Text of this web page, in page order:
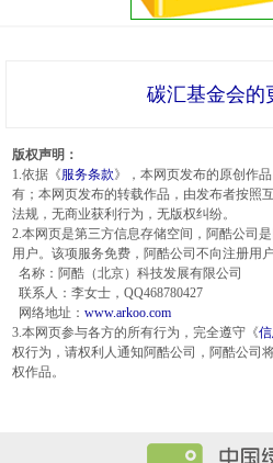
碳汇基金会的
版权声明：
1.依据《服务条款》，本网页发布的原创作
有；本网页发布的转载作品，由发布者按照
法规，无商业获利行为，无版权纠纷。
2.本网页是第三方信息存储空间，阿酷公司
用户。该项服务免费，阿酷公司不向注册用
名称：阿酷（北京）科技发展有限公司
联系人：李女士，QQ468780427
网络地址： www.arkoo.com
3.本网页参与各方的所有行为，完全遵守《
权行为，请权利人通知阿酷公司，阿酷公司
权作品。